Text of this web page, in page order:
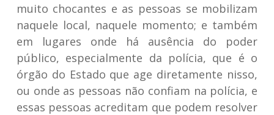
muito chocantes e as pessoas se mobilizam
naquele local, naquele momento; e também
em lugares onde há ausência do poder
público, especialmente da polícia, que é o
órgão do Estado que age diretamente nisso,
ou onde as pessoas não confiam na polícia, e
essas pessoas acreditam que podem resolver